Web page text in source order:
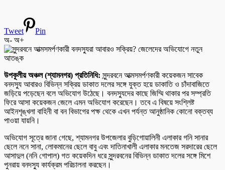
Tweet
Pin
অ- অ+
উপকূলীয় অঞ্চল (শ্যামনগর) প্রতিনিধি: সুন্দরবনে আত্মসমর্পণকারী কয়েকজন সাবেক
বনদস্যু আবারও বিভিন্ন সক্রিয় ডাকাত দলের সঙ্গে যুক্ত হয়ে ডাকাতি ও চাঁদাবাজিতে
জড়িয়ে পড়েছেন বলে অভিযোগ উঠেছে। বনদস্যুদের কাছে জিম্মি থাকার পর সম্প্রতি
ফিরে আসা কয়েকজন জেলে এমন অভিযোগ করেছেন। তবে এ বিষয়ে সংশ্লিষ্ট
আইনশৃঙ্খলা বাহিনী বা বন বিভাগের পক্ষ থেকে এখন পর্যন্ত আনুষ্ঠানিক কোনো বক্তব্য
পাওয়া যায়নি।
অভিযোগ সূত্রে জানা গেছে, শ্যামনগর উপজেলার বুড়িগোয়ালিনী এলাকার গনি সানার
ছেলে ননে সানা, লোকমানের ছেলে বাবু এবং দাতিনাখালী এলাকার মনতেজ সরদারের ছেলে
আসাদুল (ননি গোপাল) গত কয়েকদিন ধরে সুন্দরবনের বিভিন্ন ডাকাত দলের সঙ্গে মিশে
পুনরায় বনদস্যু কার্যক্রম পরিচালনা করছেন।